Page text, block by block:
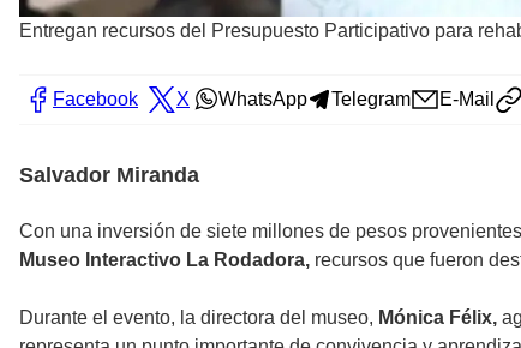
Entregan recursos del Presupuesto Participativo para
Facebook X WhatsApp Telegram E-Mail
Salvador Miranda
Con una inversión de siete millones de pesos
Museo Interactivo La Rodadora, recursos que fueron
Durante el evento, la directora del museo, Mónica Félix,